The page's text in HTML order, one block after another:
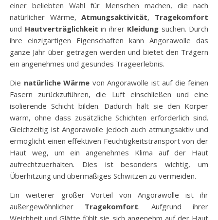
einer beliebten Wahl für Menschen machen, die nach
natürlicher Wärme,Atmungsaktivität, Tragekomfort
und Hautverträglichkeit in ihrer Kleidung suchen. Durch
ihre einzigartigen Eigenschaften kann Angorawolle das
ganze Jahr über getragen werden und bietet den Trägern
ein angenehmes und gesundes Trageerlebnis.
Die natürliche Wärme von Angorawolle ist auf die feinen
Fasern zurückzuführen, die Luft einschließen und eine
isolierende Schicht bilden. Dadurch hält sie den Körper
warm, ohne dass zusätzliche Schichten erforderlich sind.
Gleichzeitig ist Angorawolle jedoch auch atmungsaktiv und
ermöglicht einen effektiven Feuchtigkeitstransport von der
Haut weg, um ein angenehmes Klima auf der Haut
aufrechtzuerhalten. Dies ist besonders wichtig, um
Überhitzung und übermäßiges Schwitzen zu vermeiden.
Ein weiterer großer Vorteil von Angorawolle ist ihr
außergewöhnlicher Tragekomfort. Aufgrund ihrer